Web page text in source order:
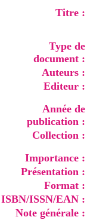
Titre :
Type de
document :
Auteurs :
Editeur :
Année de
publication :
Collection :
Importance :
Présentation :
Format :
ISBN/ISSN/EAN :
Note générale :